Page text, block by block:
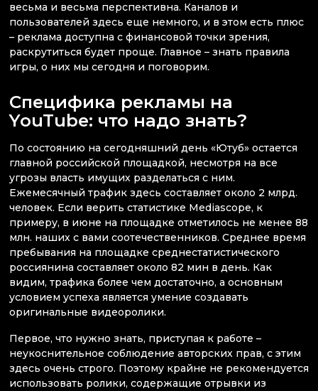
весьма и весьма перспективна. Каналов и
пользователей здесь еще немного, и в этом есть плюс
– реклама доступна с финансовой точки зрения,
раскрутиться будет проще. Главное – знать правила
игры, о них мы сегодня и поговорим.
Специфика рекламы на
YouTube: что надо знать?
По состоянию на сегодняшний день «Ютуб» остается
главной российской площадкой, несмотря на все
угрозы власть имущих разделаться с ним.
Ежемесячный трафик здесь составляет около 2 млрд.
человек. Если верить статистике Mediascope, к
примеру, в июне на площадке отметилось не менее 88
млн. наших с вами соотечественников. Среднее время
пребывания на площадке среднестатистического
россиянина составляет около 82 мин в день. Как
видим, трафика более чем достаточно, а основным
условием успеха является умение создавать
оригинальные видеоролики.
Первое, что нужно знать, приступая к работе –
неукоснительное соблюдение авторских прав, с этим
здесь очень строго. Поэтому крайне не рекомендуется
использовать ролики, содержащие отрывки из